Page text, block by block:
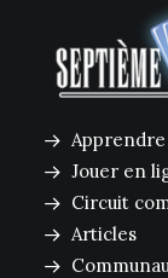
Jouer en
Circuit
Articles